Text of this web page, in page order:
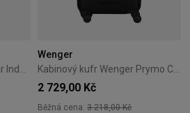
Wenger
2 729,00 Kč
Běžná cena: 3 218,00 Kč